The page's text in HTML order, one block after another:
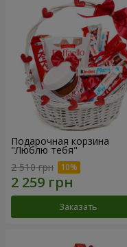
Подарочная корзина
"Люблю тебя"
2 510 грн
Заказать